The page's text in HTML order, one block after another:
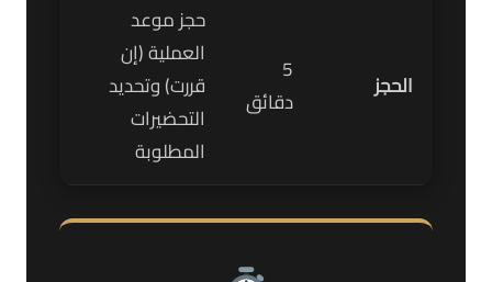
الحجز
5
دقائق
حجز موعد
العملية (إن
قررت) وتحديد
التحضيرات
المطلوبة